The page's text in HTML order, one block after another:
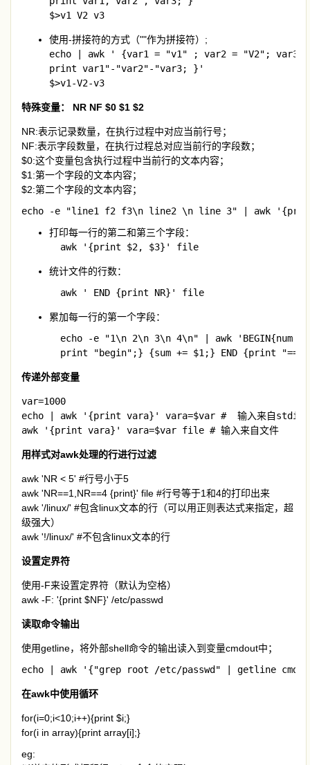
$>v1 V2 v3
使用-拼接符的方式（""作为拼接符）;
echo | awk ' {var1 = "v1" ; var2 = "V2";
print var1"-"var2"-"var3; }'
$>v1-V2-v3
特殊变量： NR NF $0 $1 $2
NR:表示记录数量，在执行过程中对应当前行号；
NF:表示字段数量，在执行过程总对应当前行的字段数；
$0:这个变量包含执行过程中当前行的文本内容；
$1:第一个字段的文本内容；
$2:第二个字段的文本内容；
echo -e "line1 f2 f3\n line2 \n line 3" | awk
打印每一行的第二和第三个字段：
  awk '{print $2, $3}' file
统计文件的行数：
  awk ' END {print NR}' file
累加每一行的第一个字段：
echo -e "1\n 2\n 3\n 4\n" | awk 'BEGIN{num =
print "begin";} {sum += $1;} END {print
传递外部变量
var=1000
echo | awk '{print vara}' vara=$var #  输入来自stdin
awk '{print vara}' vara=$var file # 输入来自文件
用样式对awk处理的行进行过滤
awk 'NR < 5' #行号小于5
awk 'NR==1,NR==4 {print}' file #行号等于1和4的打印出来
awk '/linux/' #包含linux文本的行（可以用正则表达式来指定，超
级强大）
awk '!/linux/' #不包含linux文本的行
设置定界符
使用-F来设置定界符（默认为空格）
awk -F: '{print $NF}' /etc/passwd
读取命令输出
使用getline，将外部shell命令的输出读入到变量cmdout中；
echo | awk '{"grep root /etc/passwd" | getline
在awk中使用循环
for(i=0;i<10;i++){print $i;}
for(i in array){print array[i];}
eg: